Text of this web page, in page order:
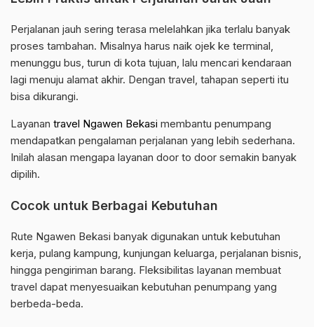
Perjalanan jauh sering terasa melelahkan jika terlalu banyak
proses tambahan. Misalnya harus naik ojek ke terminal,
menunggu bus, turun di kota tujuan, lalu mencari kendaraan
lagi menuju alamat akhir. Dengan travel, tahapan seperti itu
bisa dikurangi.
Layanan travel Ngawen Bekasi membantu penumpang
mendapatkan pengalaman perjalanan yang lebih sederhana.
Inilah alasan mengapa layanan door to door semakin banyak
dipilih.
Cocok untuk Berbagai Kebutuhan
Rute Ngawen Bekasi banyak digunakan untuk kebutuhan
kerja, pulang kampung, kunjungan keluarga, perjalanan bisnis,
hingga pengiriman barang. Fleksibilitas layanan membuat
travel dapat menyesuaikan kebutuhan penumpang yang
berbeda-beda.